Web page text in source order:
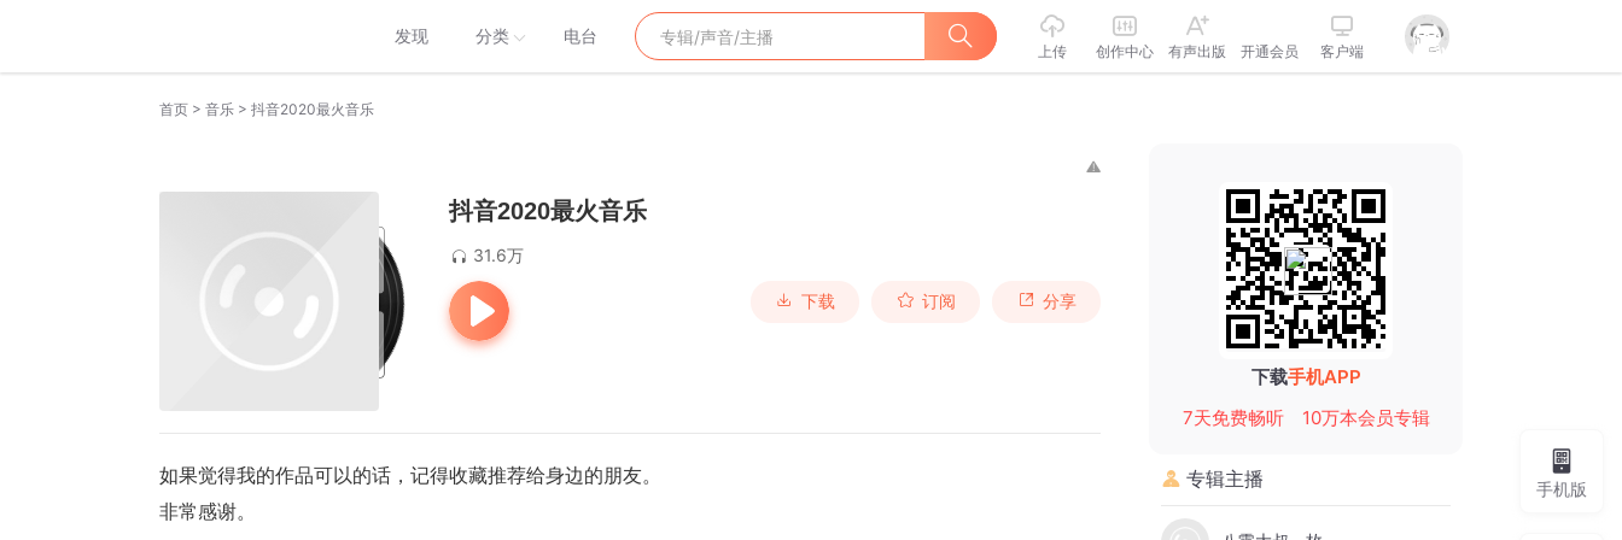
发现 分类 电台
上传 创作中心 有声出版 开通会员 客户端
首页 > 音乐 > 抖音2020最火音乐
抖音2020最火音乐
31.6万
下载 订阅 分享
如果觉得我的作品可以的话，记得收藏推荐给身边的朋友。
非常感谢。
下载手机APP
7天免费畅听
10万本会员专辑
专辑主播 手机版